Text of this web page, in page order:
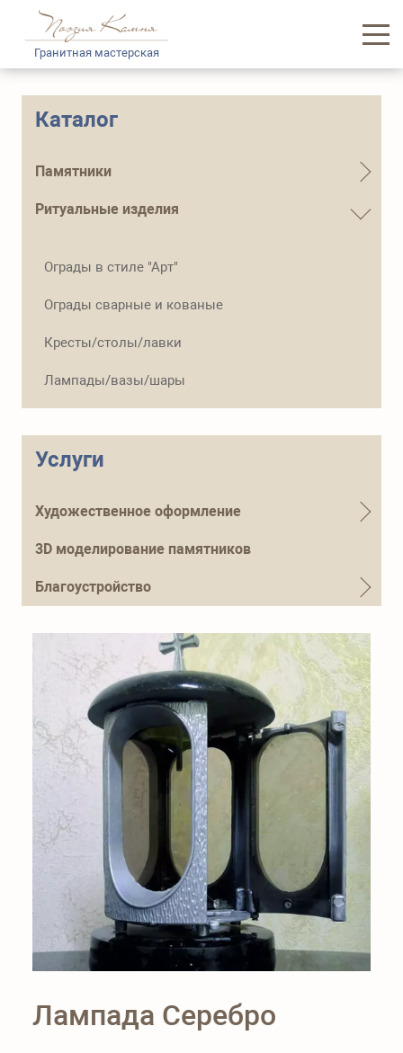
Гранитная мастерская
Каталог
Памятники
Ритуальные изделия
Ограды в стиле "Арт"
Ограды сварные и кованые
Кресты/столы/лавки
Лампады/вазы/шары
Услуги
Художественное оформление
3D моделирование памятников
Благоустройство
Лампада Серебро